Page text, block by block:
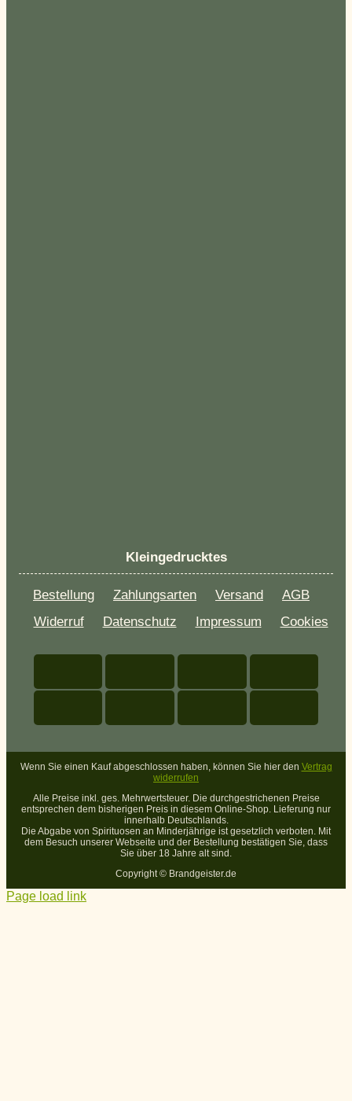
Kleingedrucktes
Bestellung Zahlungsarten Versand
AGB
Widerruf
Datenschutz Impressum Cookies
Wenn Sie einen Kauf abgeschlossen haben, können Sie hier den Vertrag
widerrufen
Alle Preise inkl. ges. Mehrwertsteuer. Die durchgestrichenen Preise
entsprechen dem bisherigen Preis in diesem Online-Shop. Lieferung nur
innerhalb Deutschlands.
Die Abgabe von Spirituosen an Minderjährige ist gesetzlich verboten. Mit
dem Besuch unserer Webseite und der Bestellung bestätigen Sie, dass
Sie über 18 Jahre alt sind.
Copyright © Brandgeister.de
Page load link